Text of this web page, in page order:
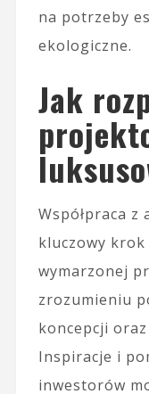
na potrzeby
ekologiczne.
Jak
Współpraca
kluczowy
wymarzonej
zrozumieniu
koncepcji
Inspiracje i
inwestorów